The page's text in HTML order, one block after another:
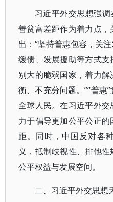
习近平外交思想强调
善贫富差距作为着力点
出：“坚持普惠包容，关
缓债、发展援助等方式
别大的脆弱国家，着力
衡、不充分问题。”“普惠
全球人民。在习近平外
力于倡导更加公平公正
距。同时，中国反对各
义，抵制歧视性、排他
公平权益与发展空间。
二、习近平外交思想